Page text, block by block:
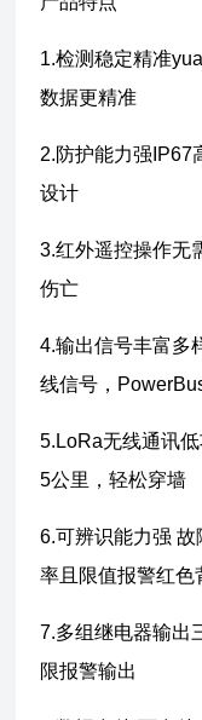
1.检测稳定精准
数据更精准
2.防护能力强IP67
设计
3.红外遥控操作无
伤亡
4.输出信号丰富多
线信号，
5.LoRa无线通讯
5公里，轻松穿墙
6.可辨识能力强
率且限值报警红色
7.多组继电器输出
限报警输出